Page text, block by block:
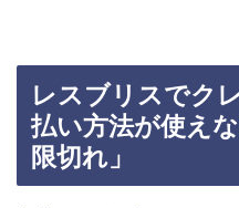
レスブリスでク
払い方法が使え
限切れ」